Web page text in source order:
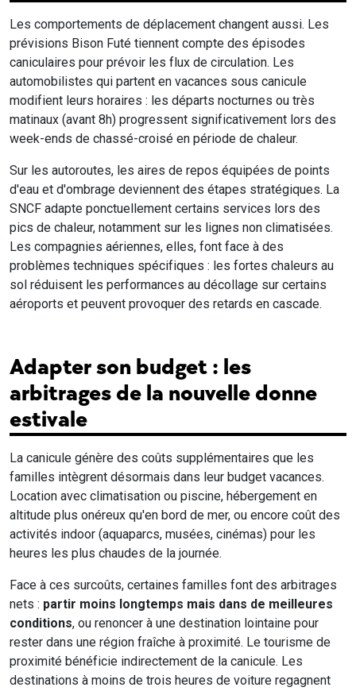
Les comportements de déplacement changent aussi. Les
prévisions Bison Futé tiennent compte des épisodes
caniculaires pour prévoir les flux de circulation. Les
automobilistes qui partent en vacances sous canicule
modifient leurs horaires : les départs nocturnes ou très
matinaux (avant 8h) progressent significativement lors des
week-ends de chassé-croisé en période de chaleur.
Sur les autoroutes, les aires de repos équipées de points
d'eau et d'ombrage deviennent des étapes stratégiques. La
SNCF adapte ponctuellement certains services lors des
pics de chaleur, notamment sur les lignes non climatisées.
Les compagnies aériennes, elles, font face à des
problèmes techniques spécifiques : les fortes chaleurs au
sol réduisent les performances au décollage sur certains
aéroports et peuvent provoquer des retards en cascade.
Adapter son budget : les
arbitrages de la nouvelle donne
estivale
La canicule génère des coûts supplémentaires que les
familles intègrent désormais dans leur budget vacances.
Location avec climatisation ou piscine, hébergement en
altitude plus onéreux qu'en bord de mer, ou encore coût des
activités indoor (aquaparcs, musées, cinémas) pour les
heures les plus chaudes de la journée.
Face à ces surcoûts, certaines familles font des arbitrages
nets : partir moins longtemps mais dans de meilleures
conditions, ou renoncer à une destination lointaine pour
rester dans une région fraîche à proximité. Le tourisme de
proximité bénéficie indirectement de la canicule. Les
destinations à moins de trois heures de voiture regagnent